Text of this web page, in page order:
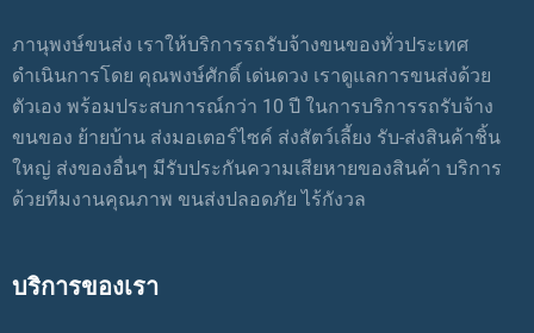
ภานุพงษ์ขนส่ง เราให้บริการรถรับจ้างขนของทั่วประเทศ
ดำเนินการโดย คุณพงษ์ศักดิ์ เด่นดวง เราดูแลการขนส่งด้วย
ตัวเอง พร้อมประสบการณ์กว่า 10 ปี ในการบริการรถรับจ้าง
ขนของ ย้ายบ้าน ส่งมอเตอร์ไซค์ ส่งสัตว์เลี้ยง รับ-ส่งสินค้าชิ้น
ใหญ่ ส่งของอื่นๆ มีรับประกันความเสียหายของสินค้า บริการ
ด้วยทีมงานคุณภาพ ขนส่งปลอดภัย ไร้กังวล
บริการของเรา